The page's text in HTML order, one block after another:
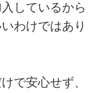
しているから
わけではあり
で安心せず、